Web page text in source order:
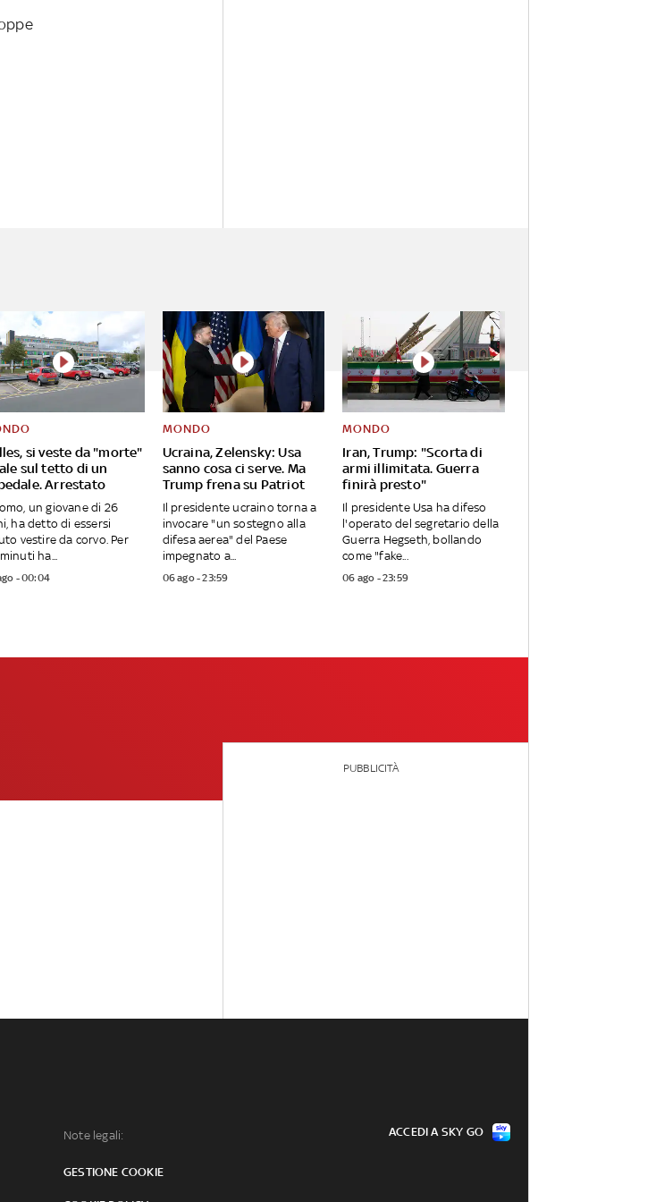
si veste da "morte"
sul tetto di un
Arrestato
un giovane di 26
ha detto di essersi
vestire da corvo. Per
ha...
- 00:04
Ucraina, Zelensky: Usa
sanno cosa ci serve. Ma
Trump frena su Patriot
MONDO
Il presidente ucraino torna a
invocare "un sostegno alla
difesa aerea" del Paese
impegnato a...
06 ago - 23:59
Iran, Trump: "Scorta di
armi illimitata. Guerra
finirà presto"
MONDO
Il presidente Usa ha difeso
l'operato del segretario della
Guerra Hegseth, bollando
come "fake...
06 ago - 23:59
PUBBLICITÀ
Note legali:
GESTIONE COOKIE
ACCEDI A SKY GO